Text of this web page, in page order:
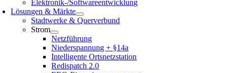
Elektronik-/Softwareentwicklung
Lösungen & Märkte
Stadtwerke & Querverbund
Strom
Netzführung
Niederspannung + §14a
Intelligente Ortsnetzstation
Redispatch 2.0